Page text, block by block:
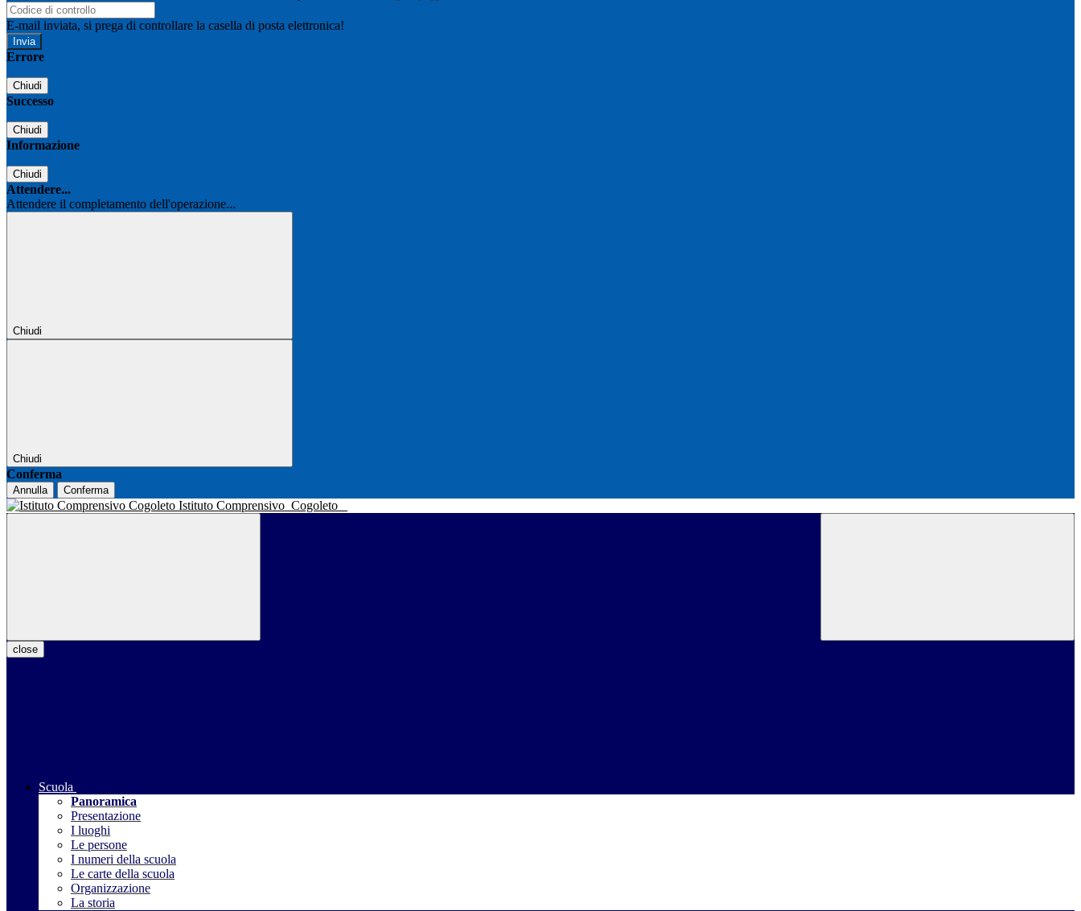
E-mail inviata, si prega di controllare la casella di posta elettronica!
Errore
Chiudi
Successo
Chiudi
Informazione
Chiudi
Attendere...
Attendere il completamento dell'operazione...
Chiudi
Chiudi
Conferma
Annulla Conferma
Istituto Comprensivo Cogoleto
close
Scuola
Panoramica
Presentazione
I luoghi
Le persone
I numeri della scuola
Le carte della scuola
Organizzazione
La storia